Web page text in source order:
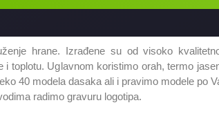
hrane. Izrađene su od visoko
i toplotu. Uglavnom koristimo orah, termo
40 modela dasaka ali i pravimo modele po
radimo gravuru logotipa.